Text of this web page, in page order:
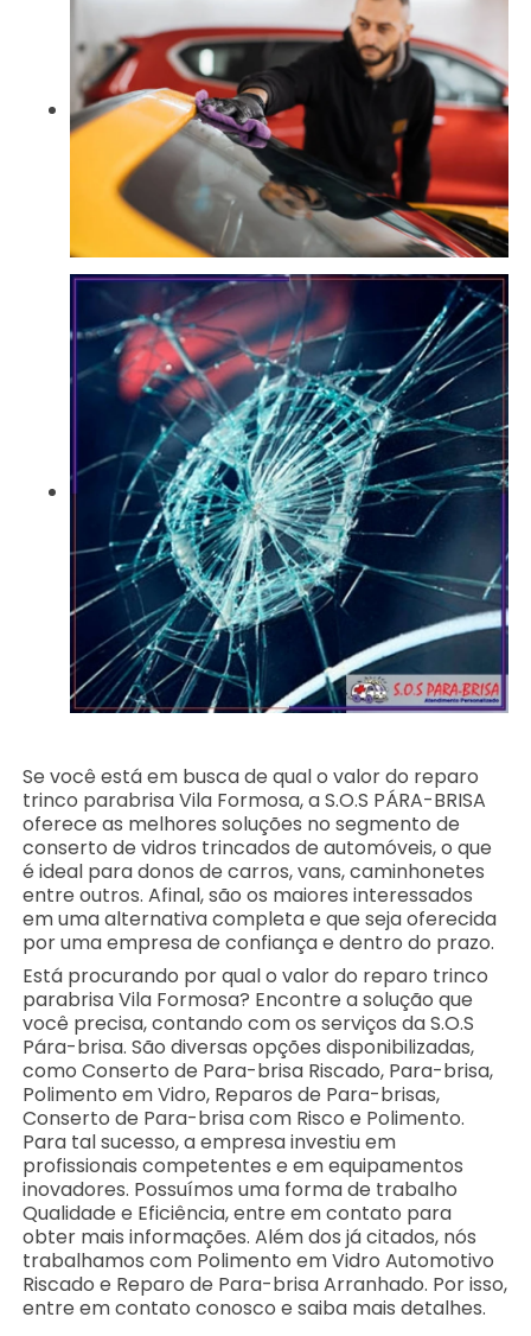
Se você está em busca de qual o valor do reparo
trinco parabrisa Vila Formosa, a S.O.S PÁRA-BRISA
oferece as melhores soluções no segmento de
conserto de vidros trincados de automóveis, o que
é ideal para donos de carros, vans, caminhonetes
entre outros. Afinal, são os maiores interessados
em uma alternativa completa e que seja oferecida
por uma empresa de confiança e dentro do prazo.
Está procurando por qual o valor do reparo trinco
parabrisa Vila Formosa? Encontre a solução que
você precisa, contando com os serviços da S.O.S
Pára-brisa. São diversas opções disponibilizadas,
como Conserto de Para-brisa Riscado, Para-brisa,
Polimento em Vidro, Reparos de Para-brisas,
Conserto de Para-brisa com Risco e Polimento.
Para tal sucesso, a empresa investiu em
profissionais competentes e em equipamentos
inovadores. Possuímos uma forma de trabalho
Qualidade e Eficiência, entre em contato para
obter mais informações. Além dos já citados, nós
trabalhamos com Polimento em Vidro Automotivo
Riscado e Reparo de Para-brisa Arranhado. Por isso,
entre em contato conosco e saiba mais detalhes.